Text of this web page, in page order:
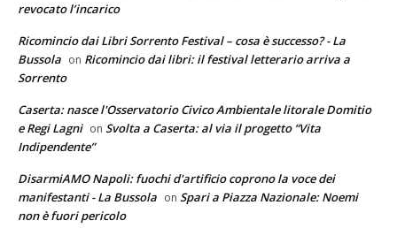
revocato l’incarico
Ricomincio dai Libri Sorrento Festival – cosa è successo? - La
Bussola on Ricomincio dai libri: il festival letterario arriva a
Sorrento
Caserta: nasce l'Osservatorio Civico Ambientale litorale Domitio
e Regi Lagni on Svolta a Caserta: al via il progetto “Vita
Indipendente”
DisarmiAMO Napoli: fuochi d'artificio coprono la voce dei
manifestanti - La Bussola on Spari a Piazza Nazionale: Noemi
non è fuori pericolo